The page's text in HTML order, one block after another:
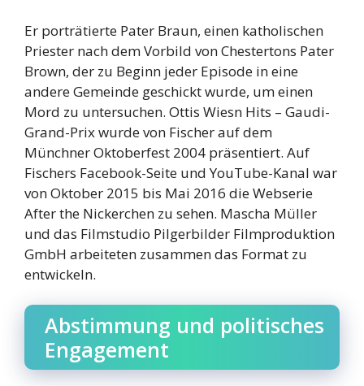
Er porträtierte Pater Braun, einen katholischen
Priester nach dem Vorbild von Chestertons Pater
Brown, der zu Beginn jeder Episode in eine
andere Gemeinde geschickt wurde, um einen
Mord zu untersuchen. Ottis Wiesn Hits – Gaudi-
Grand-Prix wurde von Fischer auf dem
Münchner Oktoberfest 2004 präsentiert. Auf
Fischers Facebook-Seite und YouTube-Kanal war
von Oktober 2015 bis Mai 2016 die Webserie
After the Nickerchen zu sehen. Mascha Müller
und das Filmstudio Pilgerbilder Filmproduktion
GmbH arbeiteten zusammen das Format zu
entwickeln.
Abstimmung und politisches
Engagement